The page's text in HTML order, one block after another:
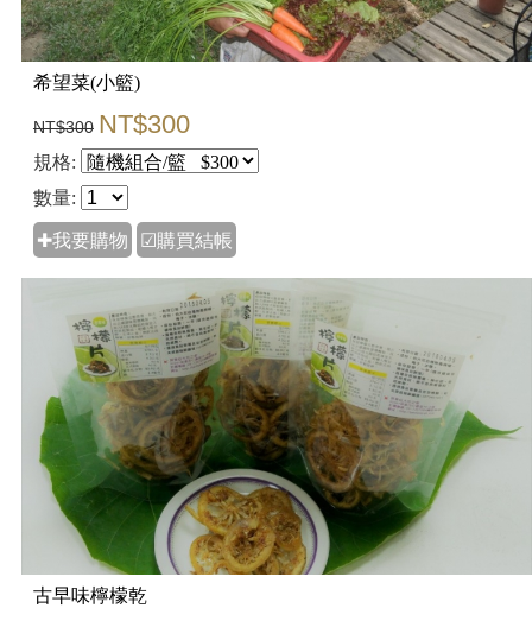
希望菜(小籃)
NT$300 NT$300
規格:
數量:
✚我要購物 ☑購買結帳
古早味檸檬乾